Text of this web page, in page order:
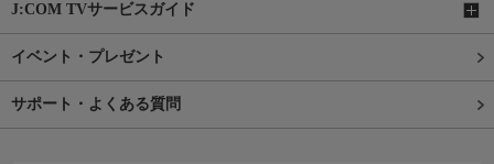
J:COM TVサービスガイド
イベント・プレゼント
サポート・よくある質問